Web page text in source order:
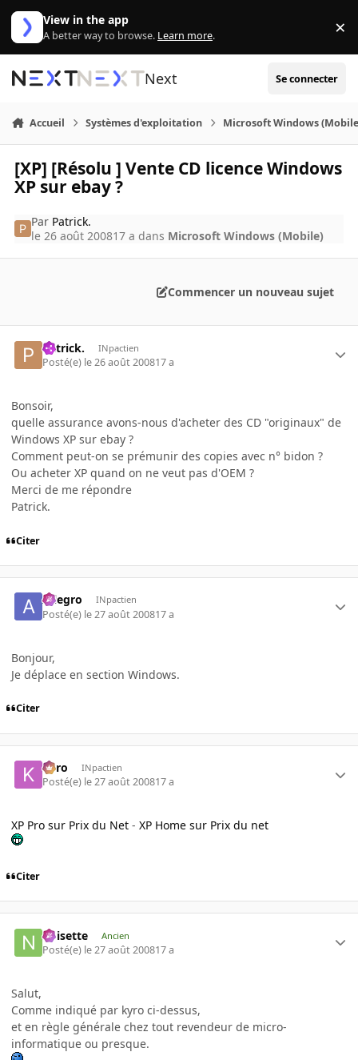
Aller au contenu
View in the app
A better way to browse. Learn more. ×
Next Se connecter
Accueil Systèmes d'exploitation Microsoft Windows
[XP] [Résolu ] Vente CD licence Windows
XP sur ebay ?
Par Patrick.
le 26 août 200817 a dans Microsoft Windows (Mobile)
Commencer un nouveau sujet
Patrick. INpactien
Posté(e) le 26 août 200817 a
Bonsoir,
quelle assurance avons-nous d'acheter des CD "originaux" de
Windows XP sur ebay ?
Comment peut-on se prémunir des copies avec n° bidon ?
Ou acheter XP quand on ne veut pas d'OEM ?
Merci de me répondre
Patrick.
Citer
Allegro INpactien
Posté(e) le 27 août 200817 a
Bonjour,
Je déplace en section Windows.
Citer
kyro INpactien
Posté(e) le 27 août 200817 a
XP Pro sur Prix du Net - XP Home sur Prix du net
Citer
noisette Ancien
Posté(e) le 27 août 200817 a
Salut,
Comme indiqué par kyro ci-dessus,
et en règle générale chez tout revendeur de micro-
informatique ou presque.